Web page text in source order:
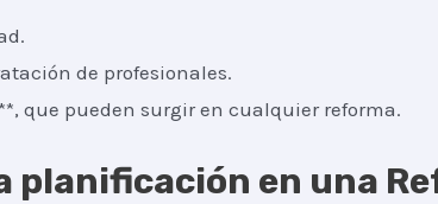
de profesionales.
que pueden surgir en cualquier reforma.
planificación en una